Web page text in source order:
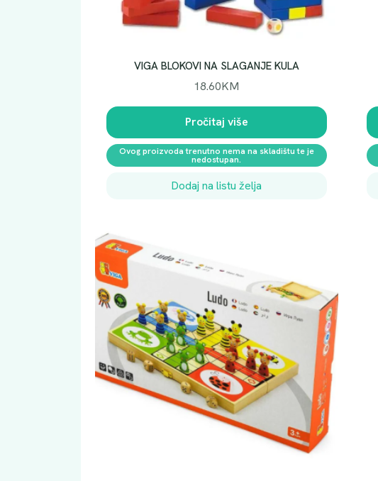
VIGA BLOKOVI NA SLAGANJE KULA
18.60KM
Pročitaj više
Ovog proizvoda trenutno nema na skladištu te je
nedostupan.
Dodaj na listu želja